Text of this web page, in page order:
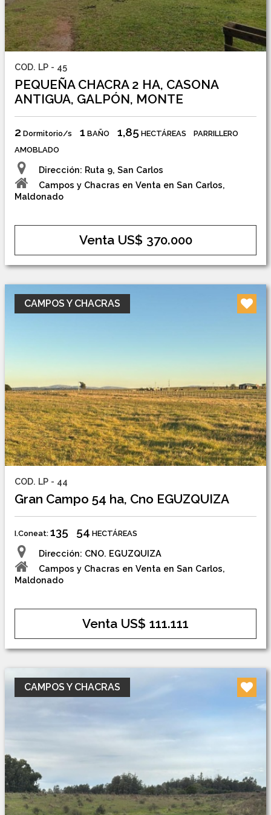
COD. LP - 45
PEQUEÑA CHACRA 2 HA, CASONA
ANTIGUA, GALPÓN, MONTE
2 Dormitorio/s 1 BAÑO 1,85HECTÁREAS
PARRILLERO
AMOBLADO
Dirección: Ruta 9, San Carlos
Campos y Chacras en Venta en San Carlos,
Maldonado
Venta US$ 370.000
CAMPOS Y CHACRAS
COD. LP - 44
Gran Campo 54 ha, Cno EGUZQUIZA
I.Coneat: 135 54 HECTÁREAS
Dirección: CNO. EGUZQUIZA
Campos y Chacras en Venta en San Carlos,
Maldonado
Venta US$ 111.111
CAMPOS Y CHACRAS